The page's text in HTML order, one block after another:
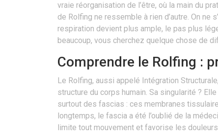
vraie réorganisation de l’être, où la main du
de Rolfing ne ressemble à rien d’autre. On
respiration devient plus ample, le pas plus
beaucoup, vous cherchez quelque chose de
Comprendre le Rolfing :
Le Rolfing, aussi appelé Intégration
structure du corps humain. Sa singularité ?
surtout des fascias : ces membranes
longtemps, le fascia a été l’oublié de la
limite tout mouvement et favorise les